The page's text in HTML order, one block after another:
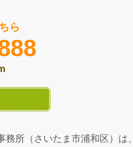
ら
所（さいたま市浦和区）は、